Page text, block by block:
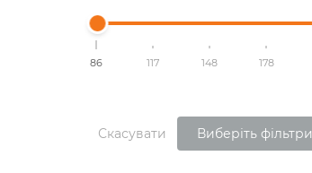
86 117 148 178
Скасувати Виберіть фільтри